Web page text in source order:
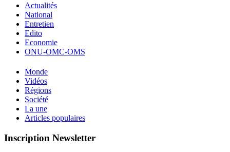
Actualités
National
Entretien
Edito
Economie
ONU-OMC-OMS
Monde
Vidéos
Régions
Société
La une
Articles populaires
Inscription Newsletter